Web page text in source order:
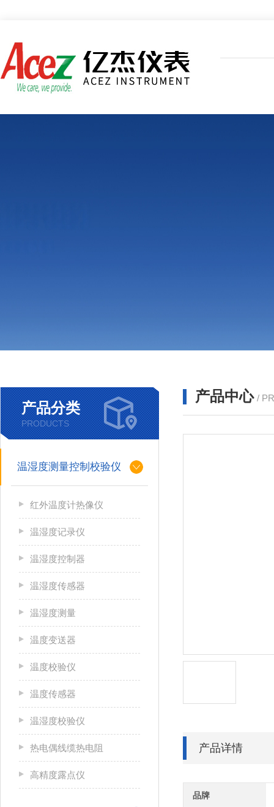
产品中心 /
产品详情
品牌
产品分类
PRODUCTS
温湿度测量控制校验仪
红外温度计热像仪
温湿度记录仪
温湿度控制器
温湿度传感器
温湿度测量
温度变送器
温度校验仪
温度传感器
温湿度校验仪
热电偶线缆热电阻
高精度露点仪